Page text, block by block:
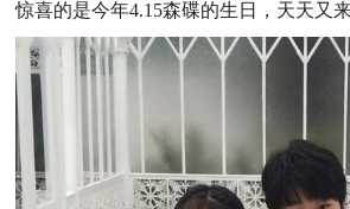
惊喜的是今年4.15森碟的生日，天天又